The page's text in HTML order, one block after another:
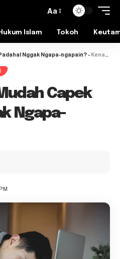
Aa
Hukum Islam Tokoh
Nggak Ngapa-ngapain? - Kenapa Hati Mudah Capek Padahal Nggak Ngapa-ngapain?
Capek
Ngapa-